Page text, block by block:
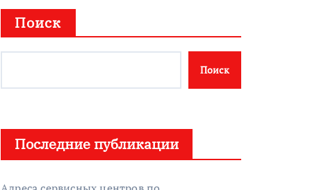
Поиск
Поиск
Последние публикации